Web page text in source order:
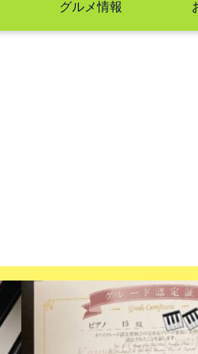
グルメ情報